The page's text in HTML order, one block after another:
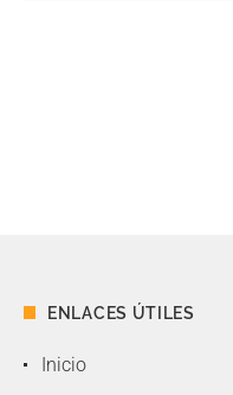
ENLACES ÚTILES
Inicio